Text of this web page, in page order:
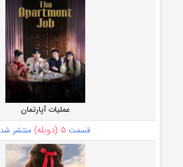
عملیات آپارتمان
قسمت ۵ (دوبله) منتشر شد